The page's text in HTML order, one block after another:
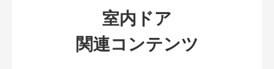
室内ドア
関連コンテンツ